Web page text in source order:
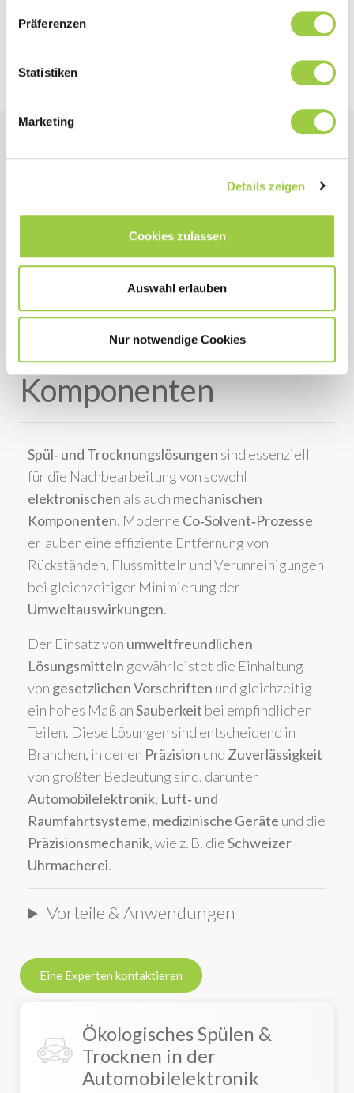
Präferenzen
Statistiken
Marketing
Details zeigen
Cookies zulassen
Auswahl erlauben
Nur notwendige Cookies
Spül‑ und
Trocknungslösungen:
Umweltfreundliche
Lösungen für
elektronische &
mechanische
Komponenten
Spül‑ und Trocknungslösungen sind essenziell
für die Nachbearbeitung von sowohl
elektronischen als auch mechanischen
Komponenten. Moderne Co‑Solvent‑Prozesse
erlauben eine effiziente Entfernung von
Rückständen, Flussmitteln und Verunreinigungen
bei gleichzeitiger Minimierung der
Umweltauswirkungen.
Der Einsatz von umweltfreundlichen
Lösungsmitteln gewährleistet die Einhaltung
von gesetzlichen Vorschriften und gleichzeitig
ein hohes Maß anSauberkeit bei empfindlichen
Teilen. Diese Lösungen sind entscheidend in
Branchen, in denen Präzision und Zuverlässigkeit
von größter Bedeutung sind, darunter
Automobilelektronik, Luft‑ und
Raumfahrtsysteme, medizinische Geräte und die
Präzisionsmechanik, wie z. B. dieSchweizer
Uhrmacherei.
Vorteile & Anwendungen
Eine Experten kontaktieren
Ökologisches Spülen &
Trocknen in der
Automobilelektronik